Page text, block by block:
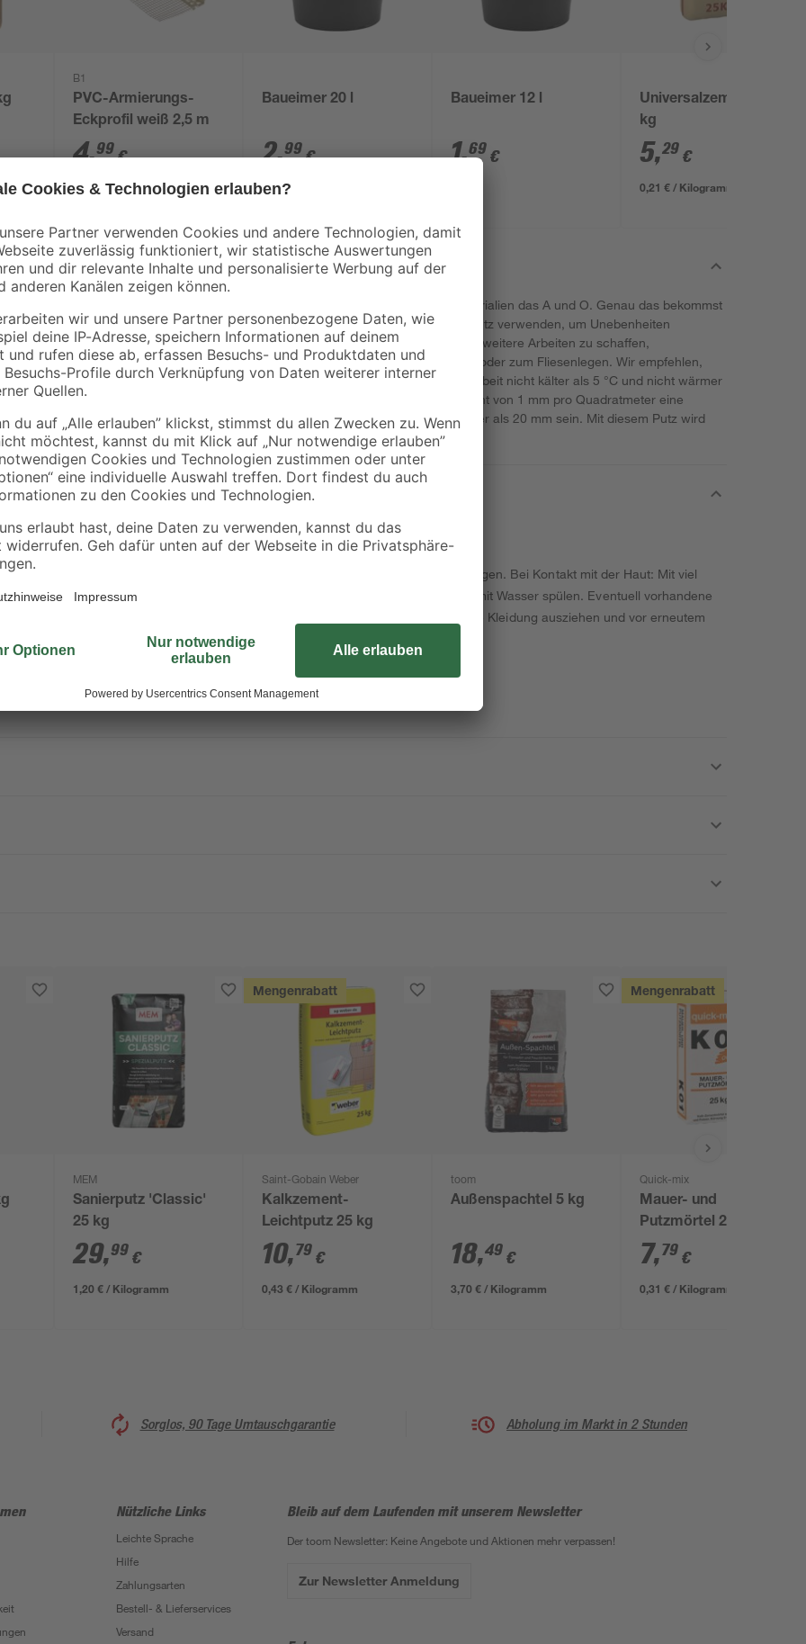
B1
PVC-Armierungs-
Eckprofil weiß 2,5 m
4,99 €
2,00 € / Meter
Baueimer 20 l
2,99 €
Baueimer 12 l
1,69 €
Universalzement 25
kg
5,29 €
0,21 € / Kilogramm
Für dein Bauvorhaben sind die passenden Materialien das A und O. Genau das bekommst
du mit diesem Putz von Quick-mix. Du kannst Putz verwenden, um Unebenheiten
auszugleichen und einen glatten Untergrund für weitere Arbeiten zu schaffen,
beispielsweise für Farbaufträge, Tapezierungen oder zum Fliesenlegen. Wir empfehlen,
dass die Umgebungstemperatur während der Arbeit nicht kälter als 5 °C und nicht wärmer
als 30 °C ist. Zudem benötigst du für eine Schicht von 1 mm pro Quadratmeter eine
Menge von 1,5 kg. Die Schicht sollte nicht stärker als 20 mm sein. Mit diesem Putz wird
dein Projekt zu einem vollen Erfolg!
schwere Augenschäden.
Schutzhandschuhe / Schutzkleidung / Augenschutz / Gesichtsschutz tragen. Bei Kontakt mit der Haut: Mit viel
Arzt anrufenBei Kontakt mit den Augen: Einige Minuten lang behutsam mit Wasser spülen. Eventuell vorhandene
Hautreizung: Ärztlichen Rat einholen / ärztliche Hilfe hinzuziehen. Kontaminierte Kleidung ausziehen und vor erneutem
MEM
Sanierputz 'Classic'
25 kg
29,99 €
1,20 € / Kilogramm
Mengenrabatt
Saint-Gobain Weber
Kalkzement-
Leichtputz 25 kg
10,79 €
0,43 € / Kilogramm
toom
Außenspachtel 5 kg
18,49 €
3,70 € / Kilogramm
Mengenrabatt
Quick-mix
Mauer- und
Putzmörtel 25 kg
7,79 €
0,31 € / Kilogramm
Sorglos, 90 Tage Umtauschgarantie Abholung im Markt in 2 Stunden
Nützliche Links
Leichte Sprache
Hilfe
Zahlungsarten
Bestell- & Lieferservices
Versand
Bleib auf dem Laufenden mit unserem Newsletter
Der toom Newsletter: Keine Angebote und Aktionen mehr verpassen!
Zur Newsletter Anmeldung